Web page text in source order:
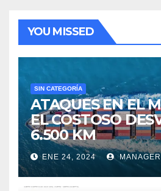
YOU MISSED
SIN CATEGORÍA
ATAQUES EN EL
EL COSTOSO
6.500 KM
ENE 24, 2024